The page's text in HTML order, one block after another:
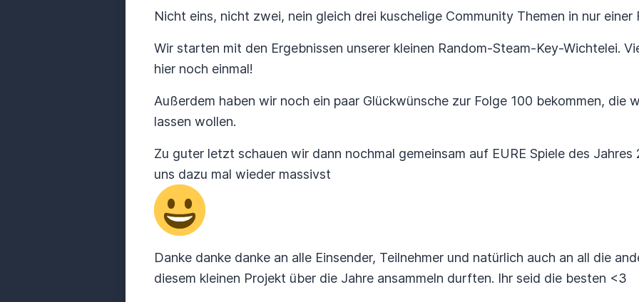
Nicht eins, nicht zwei, nein gleich drei kuschelige Community Themen in nur einer
Wir starten mit den Ergebnissen unserer kleinen Random-Steam-Key-Wichtelei.
hier noch einmal!
Außerdem haben wir noch ein paar Glückwünsche zur Folge 100 bekommen, die
lassen wollen.
Zu guter letzt schauen wir dann nochmal gemeinsam auf EURE Spiele des
uns dazu mal wieder massivst
Danke danke danke an alle Einsender, Teilnehmer und natürlich auch an all die
diesem kleinen Projekt über die Jahre ansammeln durften. Ihr seid die besten <3